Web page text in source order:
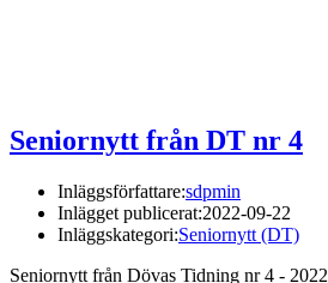
Seniornytt från DT nr 4
Inläggsförfattare:sdpmin
Inlägget publicerat:2022-09-22
Inläggskategori:Seniornytt (DT)
Seniornytt från Dövas Tidning nr 4 - 2022